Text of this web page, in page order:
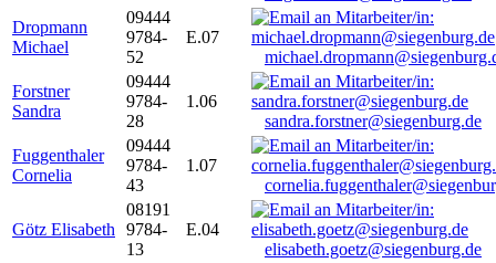
Dropmann
Michael
09444
9784-
52
E.07
Forstner
Sandra
09444
9784-
28
1.06
sandra.forstner@siegenburg.de
Fuggenthaler
Cornelia
09444
9784-
43
1.07
Götz Elisabeth
08191
9784-
13
E.04
elisabeth.goetz@siegenburg.de